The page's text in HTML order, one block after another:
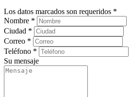
Los datos marcados son requeridos *
Nombre *
Ciudad *
Correo *
Teléfono *
Su mensaje